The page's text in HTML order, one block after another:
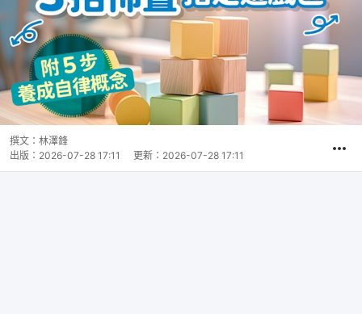
撰文： 林澤鋒
出版： 2026-07-28 17:11 更新： 2026-07-28 17:11